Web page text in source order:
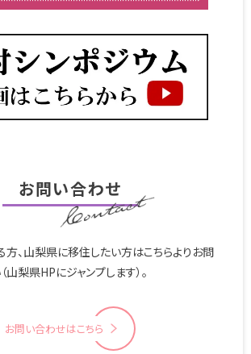
お問い合わせ
、山梨県に移住したい方はこちらよりお問
山梨県HPにジャンプします）。
お問い合わせはこちら